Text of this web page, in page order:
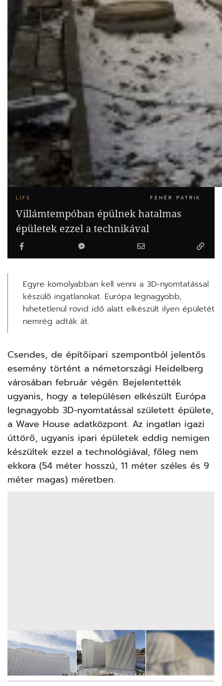
LIFE FEHÉR PATRIK
Villámtempóban épülnek hatalmas
épületek ezzel a technikával
Egyre komolyabban kell venni a 3D-nyomtatással
készülő ingatlanokat. Európa legnagyobb,
hihetetlenül rövid idő alatt elkészült ilyen épületét
nemrég adták át.
Csendes, de építőipari szempontból jelentős
esemény történt a németországi Heidelberg
városában február végén. Bejelentették
ugyanis, hogy a településen elkészült Európa
legnagyobb 3D-nyomtatással született épülete,
a Wave House adatközpont. Az ingatlan igazi
úttörő, ugyanis ipari épületek eddig nemigen
készültek ezzel a technológiával, főleg nem
ekkora (54 méter hosszú, 11 méter széles és 9
méter magas) méretben.